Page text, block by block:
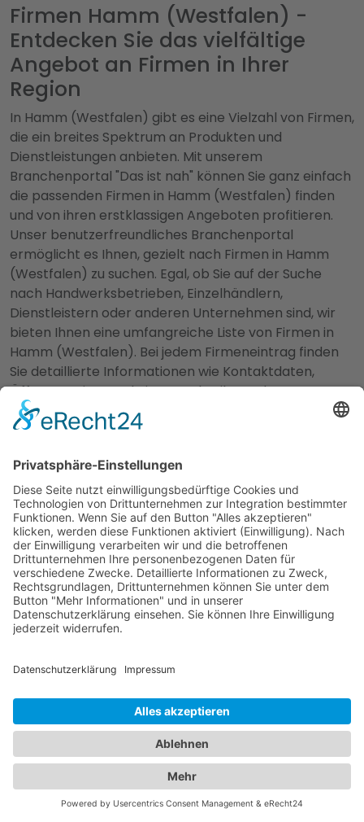
Firmen Hamm (Westfalen) -
Entdecken Sie das vielfältige
Angebot an Firmen in Ihrer
Region
In Hamm (Westfalen) gibt es eine Vielzahl von Firmen,
die ein breites Spektrum an Produkten und
Dienstleistungen anbieten. Mit unserem
Branchenportal "Das ist nah" können Sie ganz einfach
die passenden Firmen in Hamm (Westfalen) finden
und von ihren erstklassigen Angeboten profitieren.
Unser benutzerfreundliches Branchenportal
ermöglicht es Ihnen, gezielt nach Firmen in Hamm
(Westfalen) zu suchen. Egal, ob Sie auf der Suche
nach Handwerksbetrieben, Einzelhändlern,
Dienstleistern oder anderen Unternehmen sind, wir
bieten Ihnen eine umfangreiche Liste von Firmen in
Hamm (Westfalen). Bei jedem Firmeneintrag finden
Sie detaillierte Informationen wie Kontaktdaten,
Öffnungszeiten und eine Beschreibung der
angebotenen Produkte oder Dienstleistungen. Zudem
können Sie Bewertungen und Erfahrungen anderer
Zuverlässigkeit der Firmen zu machen. Gleiches gilt
fürBranchenbuch Bergkamen. Vertrauen Sie auf "Das
ist nah", um die besten Firmen in Hamm (Westfalen)
zu entdecken und Ihr Anliegen erfolgreich
umzusetzen. Wir sind Ihr verlässlicher Partner bei der
Suche nach den passenden Unternehmen in Hamm
(Westfalen).
Wie kann ich mein Unternehmen in
ein Branchenbuch eintragen?
Möchten Sie Ihr Unternehmen in einem
perfekten Plattform dafür? Dann ist "Das ist nah" die
optimale Wahl für Sie und Ihr Unternehmen! Unser
benutzerfreundliches Branchenportal ermöglicht es
Ihnen, Ihren Eintrag schnell und unkompliziert
vorzunehmen. Hier sind die Schritte, um Ihr
Unternehmen bei uns einzutragen: Besuchen Sie